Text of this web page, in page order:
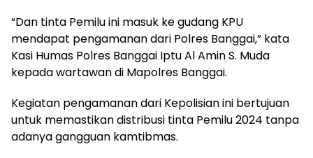
“Dan tinta Pemilu ini masuk ke gudang KPU
mendapat pengamanan dari Polres Banggai,” kata
Kasi Humas Polres Banggai Iptu Al Amin S. Muda
kepada wartawan di Mapolres Banggai.
Kegiatan pengamanan dari Kepolisian ini bertujuan
untuk memastikan distribusi tinta Pemilu 2024 tanpa
adanya gangguan kamtibmas.